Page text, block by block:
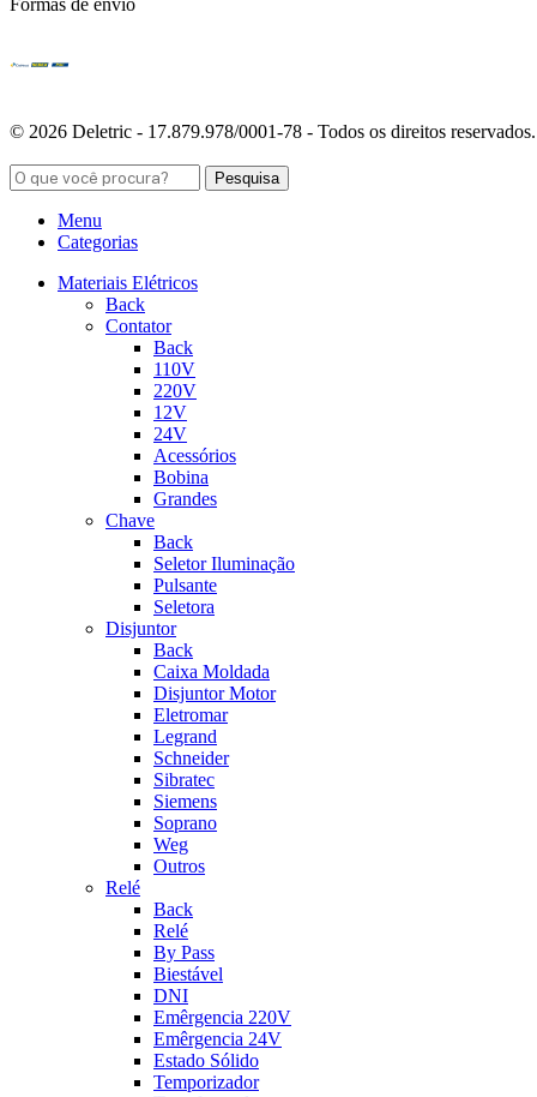
Formas de envio
© 2026 Deletric - 17.879.978/0001-78 - Todos os direitos reservados.
Pesquisa
Menu
Categorias
Materiais Elétricos
Back
Contator
Back
110V
220V
12V
24V
Acessórios
Bobina
Grandes
Chave
Back
Seletor Iluminação
Pulsante
Seletora
Disjuntor
Back
Caixa Moldada
Disjuntor Motor
Eletromar
Legrand
Schneider
Sibratec
Siemens
Soprano
Weg
Outros
Relé
Back
Relé
By Pass
Biestável
DNI
Emêrgencia 220V
Emêrgencia 24V
Estado Sólido
Temporizador